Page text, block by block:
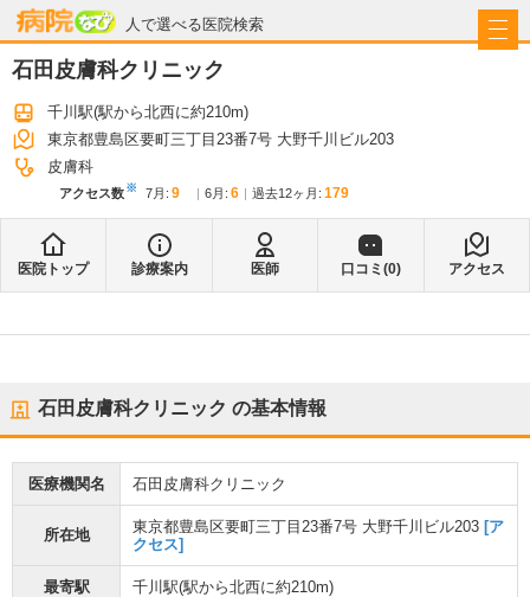
人で選べる医院検索
病院なび
石田皮膚科クリニック
千川駅(駅から北西に約210m)
東京都豊島区要町三丁目23番7号 大野千川ビル203
皮膚科
アクセス数※ 7月 : 9 6月 : 6 過去12ヶ月: 179
医院トップ 診療案内 医師 口コミ(0) アクセス
石田皮膚科クリニック の基本情報
医療機関名 石田皮膚科クリニック
所在地 東京都豊島区要町三丁目23番7号 大野千川ビル203 [ア
クセス]
最寄駅 千川駅(駅から北西に約210m)